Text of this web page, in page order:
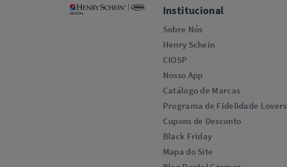
Institucional
Sobre Nós
Henry Schein
CIOSP
Nosso App
Catálogo de Marcas
Programa de Fidelidade Lovers​
Cupons de Desconto
Black Friday
Mapa do Site